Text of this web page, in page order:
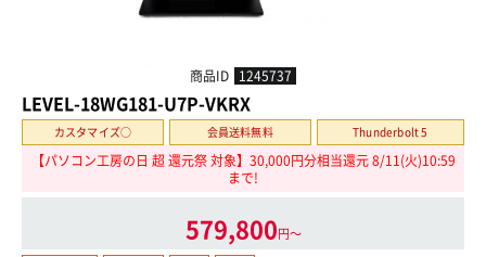
商品ID 1245737
LEVEL-18WG181-U7P-VKRX
カスタマイズ○ 会員送料無料 Thunderbolt 5
【パソコン工房の日 超 還元祭 対象】30,000円分相当還元 8/11(火)10:59
まで!
579,800円〜